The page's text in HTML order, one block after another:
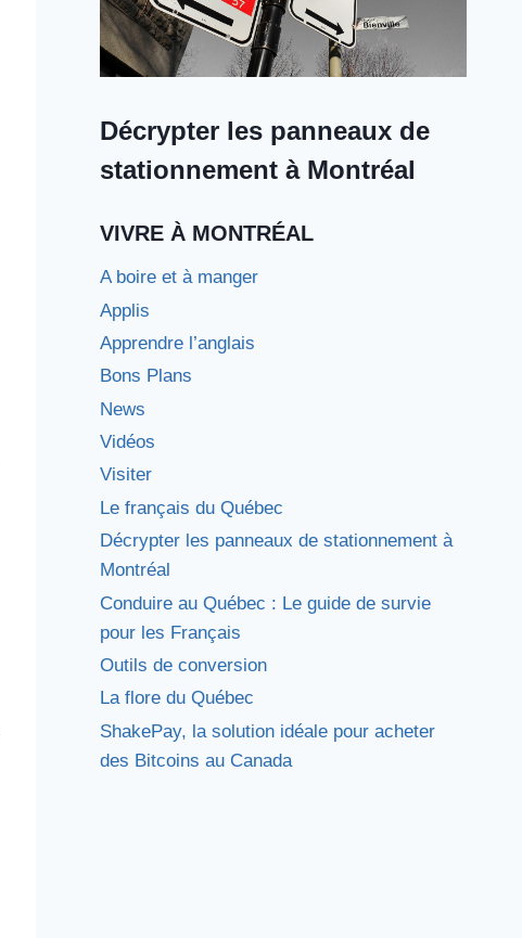
Décrypter les panneaux de
stationnement à Montréal
VIVRE À MONTRÉAL
A boire et à manger
Applis
Apprendre l’anglais
Bons Plans
News
Vidéos
Visiter
Le français du Québec
Décrypter les panneaux de stationnement à
Montréal
Conduire au Québec : Le guide de survie
pour les Français
Outils de conversion
La flore du Québec
ShakePay, la solution idéale pour acheter
des Bitcoins au Canada